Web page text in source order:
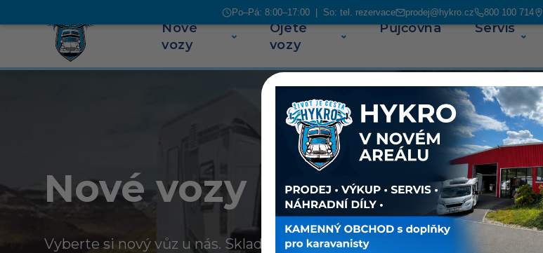
Po–Pá: 8:00–17:00 | So: tel. rezervace prodej@hykro.cz 800 100 714
Přeskočit na obsah
Nové
vozy
Ojeté
vozy
Půjčovna Servis
Nové vozy
Vyberte si nový vůz u nás. Skladem u nás najdete